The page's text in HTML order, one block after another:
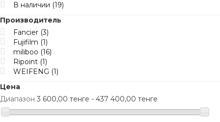
В наличии (19)
Производитель
Fancier (3)
Fujifilm (1)
miliboo (16)
Ripoint (1)
WEIFENG (1)
Цена
Диапазон 3 600,00 тенге - 437 400,00 тенге